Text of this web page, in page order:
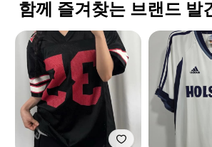
함께 즐겨찾는 브랜드 발